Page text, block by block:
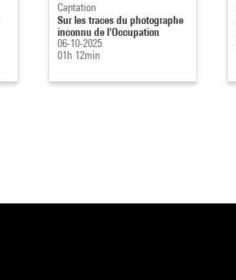
Captation
Sur les traces du photographe
inconnu de l'Occupation
06-10-2025
01h 12min